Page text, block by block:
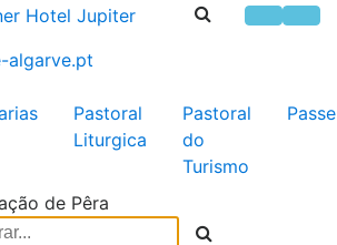
Pastoral
Liturgica
Pastoral
do
Turismo